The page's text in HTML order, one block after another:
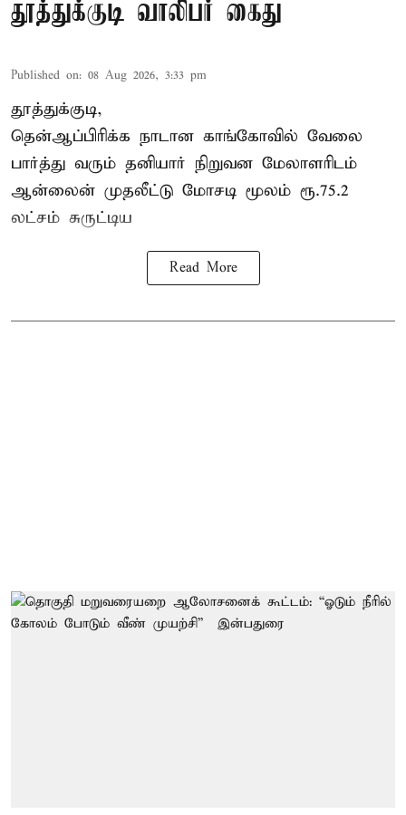
தூத்துக்குடி வாலிபர் கைது
Published on: 08 Aug 2026, 3:33 pm
தூத்துக்குடி,
தென்ஆப்பிரிக்க நாடான காங்கோவில் வேலை
பார்த்து வரும் தனியார் நிறுவன மேலாளரிடம்
ஆன்லைன் முதலீட்டு மோசடி மூலம் ரூ.75.2
லட்சம் சுருட்டிய
Read More